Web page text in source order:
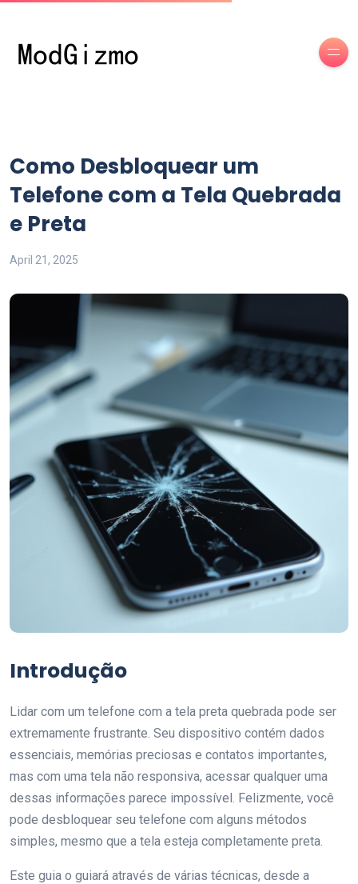
Como Desbloquear um
Telefone com a Tela Quebrada
e Preta
April 21, 2025
Introdução
Lidar com um telefone com a tela preta quebrada pode ser
extremamente frustrante. Seu dispositivo contém dados
essenciais, memórias preciosas e contatos importantes,
mas com uma tela não responsiva, acessar qualquer uma
dessas informações parece impossível. Felizmente, você
pode desbloquear seu telefone com alguns métodos
simples, mesmo que a tela esteja completamente preta.
Este guia o guiará através de várias técnicas, desde a